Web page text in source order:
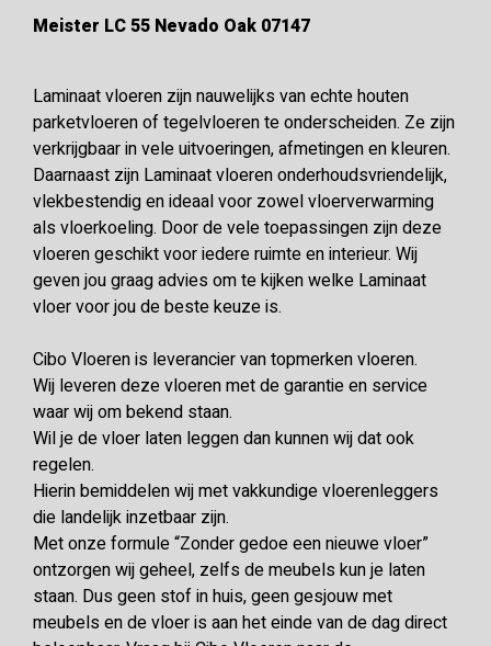
Meister LC 55 Nevado Oak 07147
Laminaat vloeren zijn nauwelijks van echte houten
parketvloeren of tegelvloeren te onderscheiden. Ze zijn
verkrijgbaar in vele uitvoeringen, afmetingen en kleuren.
Daarnaast zijn Laminaat vloeren onderhoudsvriendelijk,
vlekbestendig en ideaal voor zowel vloerverwarming
als vloerkoeling. Door de vele toepassingen zijn deze
vloeren geschikt voor iedere ruimte en interieur. Wij
geven jou graag advies om te kijken welke Laminaat
vloer voor jou de beste keuze is.
Cibo Vloeren is leverancier van topmerken vloeren.
Wij leveren deze vloeren met de garantie en service
waar wij om bekend staan.
Wil je de vloer laten leggen dan kunnen wij dat ook
regelen.
Hierin bemiddelen wij met vakkundige vloerenleggers
die landelijk inzetbaar zijn.
Met onze formule “Zonder gedoe een nieuwe vloer”
ontzorgen wij geheel, zelfs de meubels kun je laten
staan. Dus geen stof in huis, geen gesjouw met
meubels en de vloer is aan het einde van de dag direct